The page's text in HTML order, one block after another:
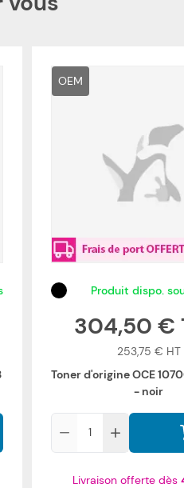
OEM
Produit dispo.
304,50 €
253,75 €
Toner d'origine OCE
- noir
Livraison offerte dès